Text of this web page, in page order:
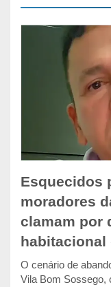
Esquecidos
moradores
clamam por
habitacional
O cenário de
Vila Bom Sossego,